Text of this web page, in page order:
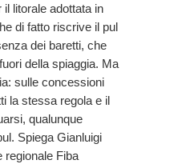
litorale adottata in
di fatto riscrive il pul
dei baretti, che
della spiaggia. Ma
sulle concessioni
la stessa regola e il
qualunque
Spiega Gianluigi
regionale Fiba